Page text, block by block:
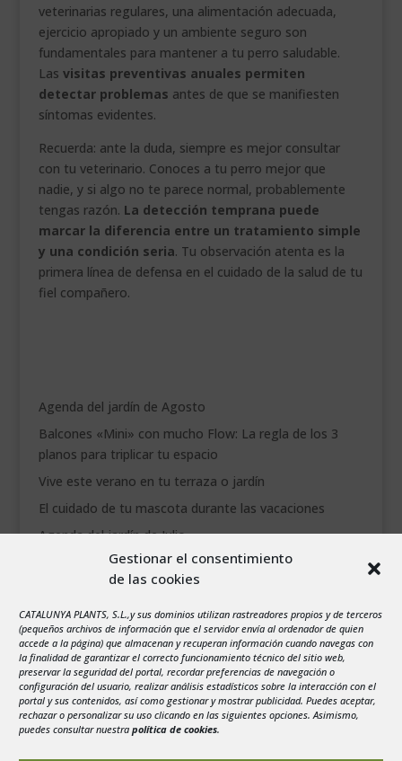
Gestionar el consentimiento
de las cookies
CATALUNYA PLANTS, S.L.,y sus dominios utilizan rastreadores propios y de terceros
(pequeños archivos de información que el servidor envía al ordenador de quien
accede a la página) que almacenan y recuperan información cuando navegas con
la finalidad de garantizar el correcto funcionamiento técnico del sitio web,
preservar la seguridad del portal, recordar preferencias de navegación o
configuración del usuario, realizar análisis estadísticos sobre la interacción con el
portal y sus contenidos, así como gestionar y mostrar publicidad. Puedes aceptar,
rechazar o personalizar su uso clicando en las siguientes opciones. Asimismo,
puedes consultar nuestra política de cookies.
veterinarias regulares, una alimentación adecuada,
ejercicio apropiado y un ambiente seguro son
fundamentales para mantener a tu perro saludable.
Las visitas preventivas anuales permiten
detectar problemas antes de que se manifiesten
síntomas evidentes.
Recuerda: ante la duda, siempre es mejor consultar
con tu veterinario. Conoces a tu perro mejor que
nadie, y si algo no te parece normal, probablemente
tengas razón. La detección temprana puede
marcar la diferencia entre un tratamiento simple
y una condición seria. Tu observación atenta es la
primera línea de defensa en el cuidado de la salud de tu
fiel compañero.
Agenda del jardín de Agosto
Balcones «Mini» con mucho Flow: La regla de los 3
planos para triplicar tu espacio
Vive este verano en tu terraza o jardín
El cuidado de tu mascota durante las vacaciones
Agenda del jardín de Julio
agosto 2026
1
2
3
4 5 6 7 8
9
10
11 12 13 14 15
16
17
18 19 20 21 22
23
24
25 26 27